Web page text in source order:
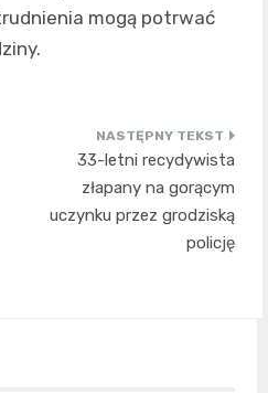
mogą potrwać
33-letni recydywista
złapany na gorącym
uczynku przez grodziską
policję